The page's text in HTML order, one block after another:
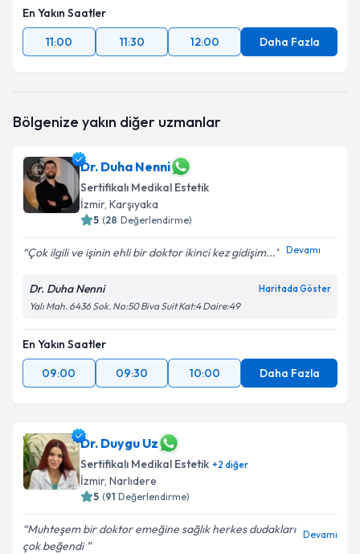
En Yakın Saatler
11:00
11:30 12:00 Daha Fazla
Bölgenize yakın diğer uzmanlar
Dr. Duha Nenni
Sertifikalı Medikal Estetik
İzmir, Karşıyaka
5 (28 Değerlendirme)
Çok ilgili ve işinin ehli bir doktor ikinci kez gidişim... Devamı
Dr. Duha Nenni Haritada Göster
Yalı Mah. 6436 Sok. No:50 Biva Suit Kat:4 Daire:49
En Yakın Saatler
09:00
09:30 10:00 Daha Fazla
Dr. Duygu Uz
Sertifikalı Medikal Estetik +2 diğer
İzmir, Narlıdere
5 (91 Değerlendirme)
Muhteşem bir doktor emeğine sağlık herkes dudakları
çok beğendi
Devamı